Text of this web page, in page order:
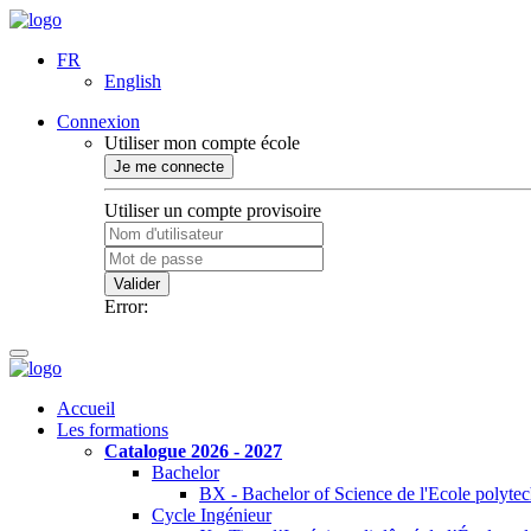
FR
English
Connexion
Utiliser mon compte école
Je me connecte
Utiliser un compte provisoire
Valider
Error:
Accueil
Les formations
Catalogue 2026 - 2027
Bachelor
BX - Bachelor of Science de l'Ecole
Cycle Ingénieur